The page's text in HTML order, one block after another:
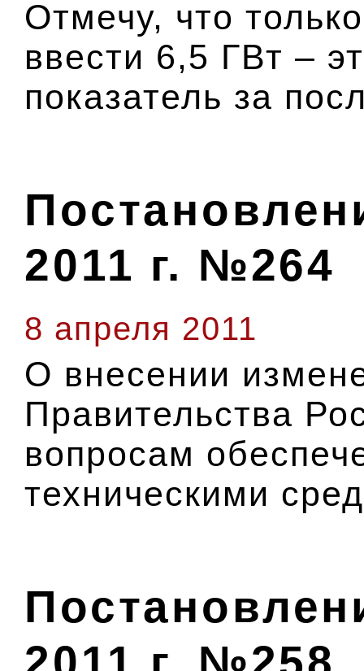
Отмечу, что
ввести 6,5 ГВт –
показатель за
2011 г. №264
8 апреля 2011
О внесении
Правительства
вопросам
техническими